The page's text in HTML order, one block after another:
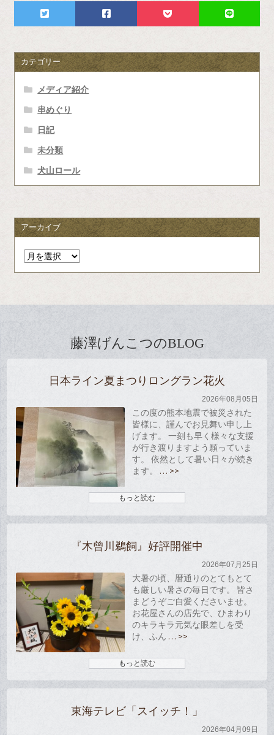
ゲ
ー
シ
ョ
ン
カテゴリー
メディア紹介
串めぐり
日記
未分類
犬山ロール
アーカイブ
藤澤げんこつのBLOG
日本ライン夏まつりロングラン花火
2026年08月05日
この度の熊本地震で被災された
皆様に、謹んでお見舞い申し上
げます。 一刻も早く様々な支援
が行き渡りますよう願っていま
す。 依然として暑い日々が続き
ます。
… >>
もっと読む
『木曾川鵜飼』好評開催中
2026年07月25日
大暑の頃、暦通りのとてもとて
も厳しい暑さの毎日です。 皆さ
まどうぞご自愛くださいませ。
お花屋さんの店先で、ひまわり
のキラキラ元気な眼差しを受
け、ふん … >>
もっと読む
東海テレビ「スイッチ！」
2026年04月09日